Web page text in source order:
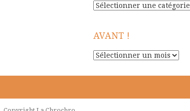
Catégories
AVANT !
Avant